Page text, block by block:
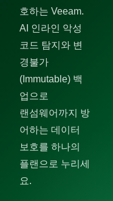
호하는 Veeam.
AI 인라인 악성
코드 탐지와 변
경불가
(Immutable) 백
업으로
랜섬웨어까지 방
어하는 데이터
보호를 하나의
플랜으로 누리세
요.